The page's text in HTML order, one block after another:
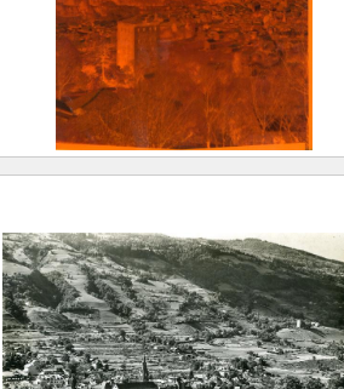
Eastman Kodak Company
Dit Kodak
CE2020.1.151
Vue d’Allevard depuis
et le Gleyzin
FEUGIER, Albert Marius
(Saint-Marcellin, 1893 –
Allevard, 1962)